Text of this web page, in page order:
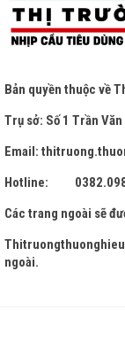
Bản quyền thuộc về
Trụ sở: Số 1 Trần
Email:
Hotline:
Các trang ngoài sẽ
ngoài.